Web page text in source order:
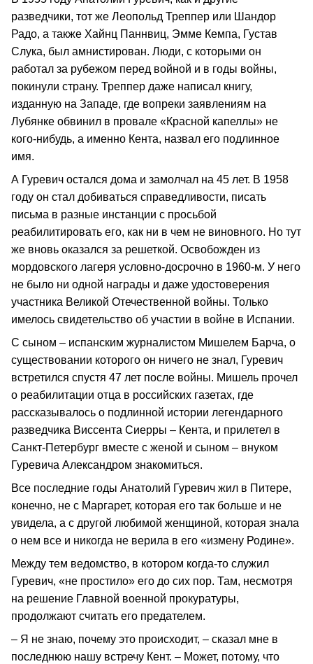
разведчики, тот же Леопольд Треппер или Шандор
Радо, а также Хайнц Паннвиц, Эмме Кемпа, Густав
Слука, был амнистирован. Люди, с которыми он
работал за рубежом перед войной и в годы войны,
покинули страну. Треппер даже написал книгу,
изданную на Западе, где вопреки заявлениям на
Лубянке обвинил в провале «Красной капеллы» не
кого-нибудь, а именно Кента, назвал его подлинное
имя.
А Гуревич остался дома и замолчал на 45 лет. В 1958
году он стал добиваться справедливости, писать
письма в разные инстанции с просьбой
реабилитировать его, как ни в чем не виновного. Но тут
же вновь оказался за решеткой. Освобожден из
мордовского лагеря условно-досрочно в 1960-м. У него
не было ни одной награды и даже удостоверения
участника Великой Отечественной войны. Только
имелось свидетельство об участии в войне в Испании.
С сыном – испанским журналистом Мишелем Барча, о
существовании которого он ничего не знал, Гуревич
встретился спустя 47 лет после войны. Мишель прочел
о реабилитации отца в российских газетах, где
рассказывалось о подлинной истории легендарного
разведчика Виссента Сиерры – Кента, и прилетел в
Санкт-Петербург вместе с женой и сыном – внуком
Гуревича Александром знакомиться.
Все последние годы Анатолий Гуревич жил в Питере,
конечно, не с Маргарет, которая его так больше и не
увидела, а с другой любимой женщиной, которая знала
о нем все и никогда не верила в его «измену Родине».
Между тем ведомство, в котором когда-то служил
Гуревич, «не простило» его до сих пор. Там, несмотря
на решение Главной военной прокуратуры,
продолжают считать его предателем.
– Я не знаю, почему это происходит, – сказал мне в
последнюю нашу встречу Кент. – Может, потому, что